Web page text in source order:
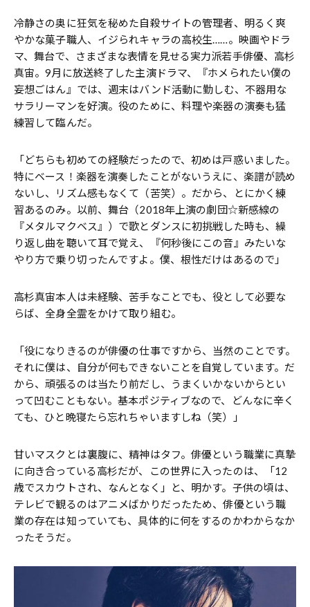
冷静さの奥に狂気を秘めた自殺サイトの管理者、明るく爽
やかな菓子職人、イジられキャラの高校生……。映画やドラ
マ、舞台で、さまざまな表情を見せる実力派若手俳優、高杉
真宙。9月に放送終了した主演ドラマ、『ホメられたい僕の
妄想ごはん』では、週末はバンド活動に勤しむ、不器用な
サラリーマンを好演。役のために、料理や楽器の演奏も猛
練習して臨んだ。
「どちらも初めての経験だったので、初めは戸惑いました。
特にベース！楽器を演奏したことがないうえに、楽譜が読め
ないし、リズム感もなくて（苦笑）。だから、とにかく練
習あるのみ。以前、舞台（2018年上演の劇団☆新感線の
『メタルマクベス』）で歌とダンスに初挑戦した時も、繰
り返し曲を聴いて耳で覚え、『何秒後にこの音』みたいな
やり方で乗り切ったんですよ。僕、根性だけはあるので」
高杉真宙本人は未経験、苦手なことでも、役として必要な
らば、全身全霊をかけて取り組む。
「役になりきるのが俳優の仕事ですから、当然のことです。
それに僕は、自分が何もできないことを自覚しています。だ
から、頑張るのは当たり前だし、うまくいかないからとい
って凹むこともない。基本ポジティブなので、どんなに辛く
ても、ひと晩寝たら忘れちゃいますしね（笑）」
甘いマスクとは裏腹に、精神はタフ。俳優という職業に真摯
に向き合っている高杉だが、この世界に入ったのは、「12
歳でスカウトされ、なんとなく」と、明かす。子供の頃は、
テレビで観るのはアニメばかりだったため、俳優という職
業の存在は知っていても、具体的に何をするのかわからなか
ったそうだ。